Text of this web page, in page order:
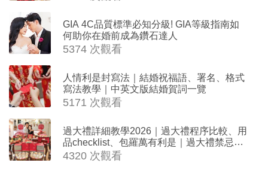
GIA 4C品質標準必知分級! GIA等級指南如
何助你在婚前成為鑽石達人
5374 次觀看
人情利是封寫法｜結婚祝福語、署名、格式
寫法教學｜中英文版結婚賀詞一覽
5171 次觀看
過大禮詳細教學2026｜過大禮程序比較、用
品checklist、包羅萬有利是｜過大禮禁忌及
吉祥說話
4320 次觀看